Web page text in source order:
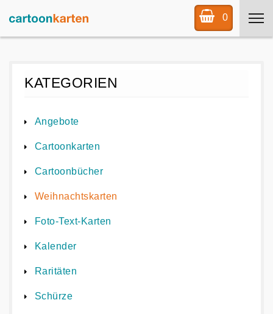
0
KATEGORIEN
Angebote
Cartoonkarten
Cartoonbücher
Weihnachtskarten
Foto-Text-Karten
Kalender
Raritäten
Schürze